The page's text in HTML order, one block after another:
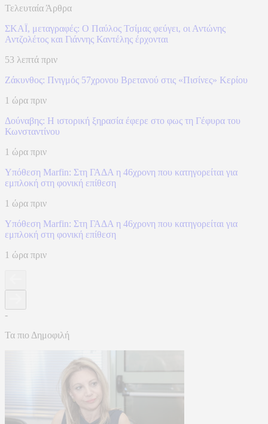
Τελευταία Άρθρα
ΣΚΑΪ, μεταγραφές: Ο Παύλος Τσίμας φεύγει, οι Αντώνης
Αντζολέτος και Γιάννης Καντέλης έρχονται
53 λεπτά πριν
Ζάκυνθος: Πνιγμός 57χρονου Βρετανού στις «Πισίνες» Κερίου
1 ώρα πριν
Δούναβης: Η ιστορική ξηρασία έφερε στο φως τη Γέφυρα του
Κωνσταντίνου
1 ώρα πριν
Υπόθεση Marfin: Στη ΓΑΔΑ η 46χρονη που κατηγορείται για
εμπλοκή στη φονική επίθεση
1 ώρα πριν
Υπόθεση Marfin: Στη ΓΑΔΑ η 46χρονη που κατηγορείται για
εμπλοκή στη φονική επίθεση
1 ώρα πριν
-
Τα πιο Δημοφιλή